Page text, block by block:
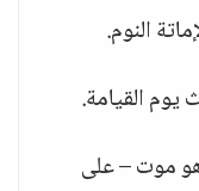
النوم.
يوم القيامة.
هو موت – على